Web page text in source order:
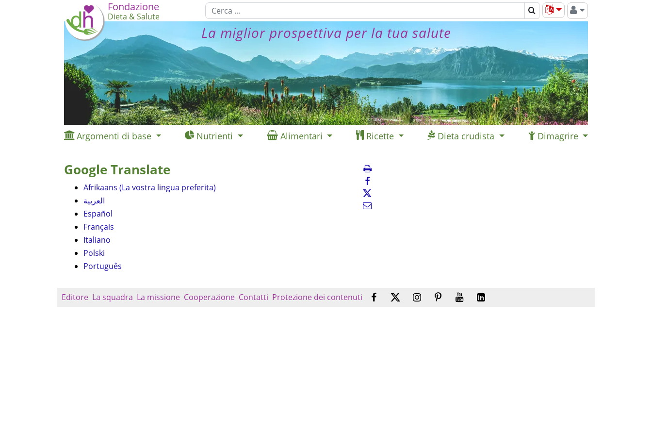
Fondazione
Dieta & Salute
La miglior prospettiva per la tua salute
Argomenti di base Nutrienti Alimentari Ricette Dieta crudista Dimagrire
Google Translate
Afrikaans (La vostra lingua preferita)
العربية
Español
Français
Italiano
Polski
Português
Editore La squadra La missione Cooperazione Contatti Protezione dei contenuti